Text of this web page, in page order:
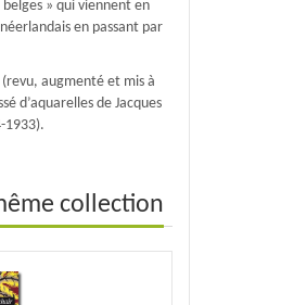
belges » qui viennent en
en passant par
augmenté et mis à
d’aquarelles de Jacques
1933).
collection